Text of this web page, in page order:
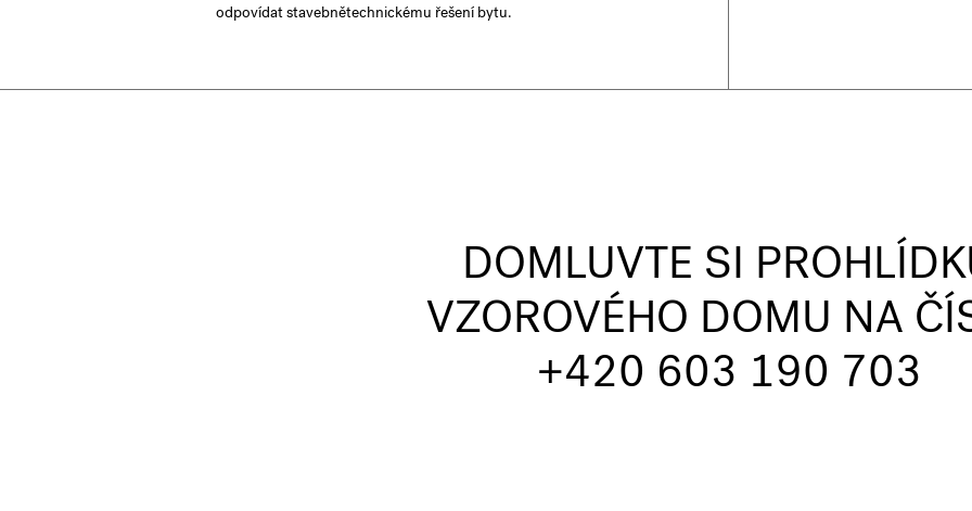
odpovídat stavebnětechnickému řešení bytu.
DOMLUVTE SI
VZOROVÉHO DOMU NA
+420 603 190 703